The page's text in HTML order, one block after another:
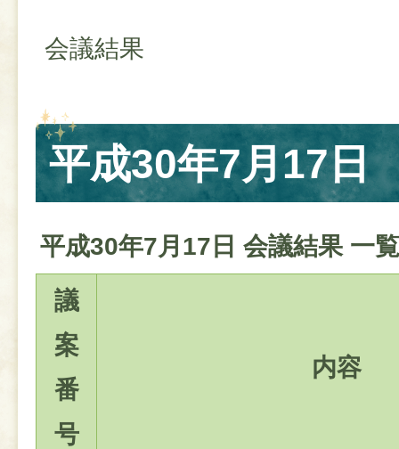
会議結果
平成30年7月17日
平成30年7月17日 会議結果 一覧
議
案
番
号
内容